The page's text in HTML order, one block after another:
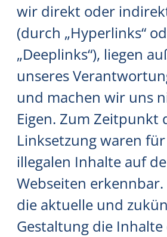
wir direkt oder
(durch „Hyperlinks“
„Deeplinks“), liegen
unseres
und machen wir uns
Eigen. Zum Zeitpunkt
Linksetzung waren
illegalen Inhalte auf
Webseiten
die aktuelle und
Gestaltung die